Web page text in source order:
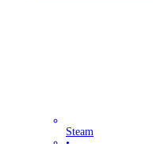
Steam